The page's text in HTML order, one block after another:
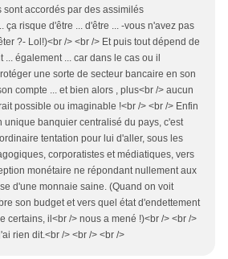
sont accordés par des assimilés
ça risque d'être ... d'être ... -vous n'avez pas
?- Lol!)<br /> <br /> Et puis tout dépend de
... également ... car dans le cas ou il
une sorte de secteur bancaire en son
compte ... et bien alors , plus<br /> aucun
possible ou imaginable !<br /> <br /> Enfin
unique banquier centralisé du pays, c'est
tentation pour lui d'aller, sous les
corporatistes et médiatiques, vers
monétaire ne répondant nullement aux
d'une monnaie saine. (Quand on voit
son budget et vers quel état d'endettement
certains, il<br /> nous a mené !)<br /> <br />
rien dit.<br /> <br /> <br />